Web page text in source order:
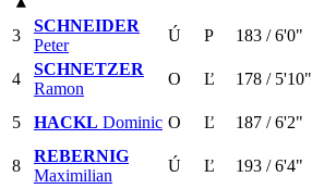
3
SCHNEIDER
Peter
Ú P 183 / 6'0"
4
SCHNETZER
Ramon
O Ľ 178 / 5'10"
5 HACKL Dominic O Ľ 187 / 6'2"
8
REBERNIG
Maximilian
Ú Ľ 193 / 6'4"